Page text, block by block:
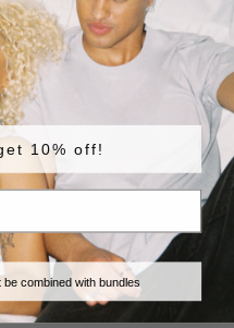
Shirt
16.90
10% off!
combined with bundles